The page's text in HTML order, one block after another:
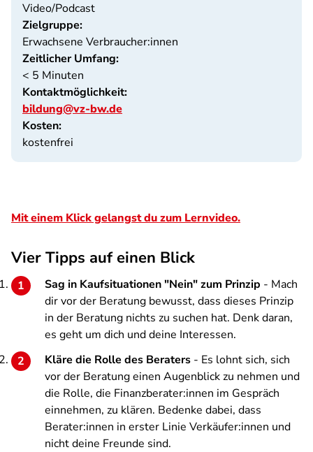
Video/Podcast
Zielgruppe:
Erwachsene Verbraucher:innen
Zeitlicher Umfang:
< 5 Minuten
Kontaktmöglichkeit:
bildung@vz-bw.de
Kosten:
kostenfrei
Mit einem Klick gelangst du zum Lernvideo.
Vier Tipps auf einen Blick
Sag in Kaufsituationen "Nein" zum Prinzip - Mach
dir vor der Beratung bewusst, dass dieses Prinzip
in der Beratung nichts zu suchen hat. Denk daran,
es geht um dich und deine Interessen.
Kläre die Rolle des Beraters - Es lohnt sich, sich
vor der Beratung einen Augenblick zu nehmen und
die Rolle, die Finanzberater:innen im Gespräch
einnehmen, zu klären. Bedenke dabei, dass
Berater:innen in erster Linie Verkäufer:innen und
nicht deine Freunde sind.